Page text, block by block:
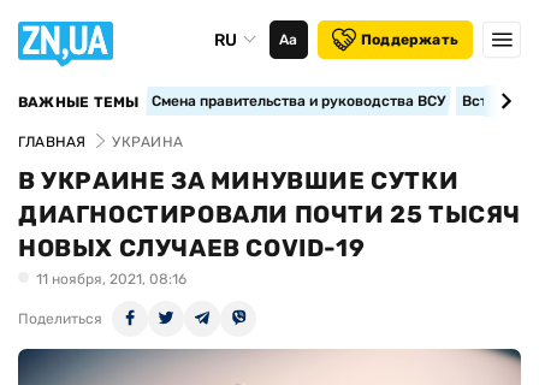
RU Аа Поддержать
ВАЖНЫЕ ТЕМЫ Смена правительства и руководства ВСУ
ГЛАВНАЯ УКРАИНА
В УКРАИНЕ ЗА МИНУВШИЕ СУТКИ
ДИАГНОСТИРОВАЛИ ПОЧТИ 25 ТЫСЯЧ
НОВЫХ СЛУЧАЕВ COVID-19
11 ноября, 2021, 08:16
Поделиться